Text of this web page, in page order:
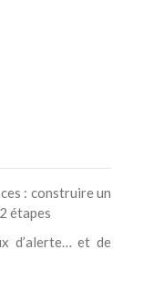
: construire un
étapes
d’alerte… et de